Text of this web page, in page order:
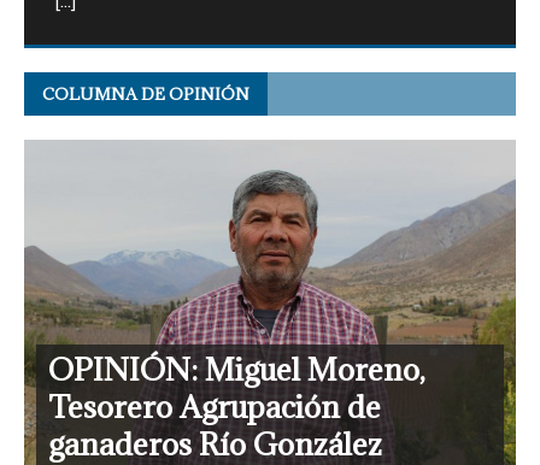
COLUMNA DE OPINIÓN
OPINIÓN: Miguel Moreno,
Tesorero Agrupación de
ganaderos Río González